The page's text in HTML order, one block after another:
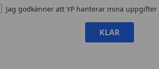
Jag godkänner att YP hanterar mina uppgifter
KLAR